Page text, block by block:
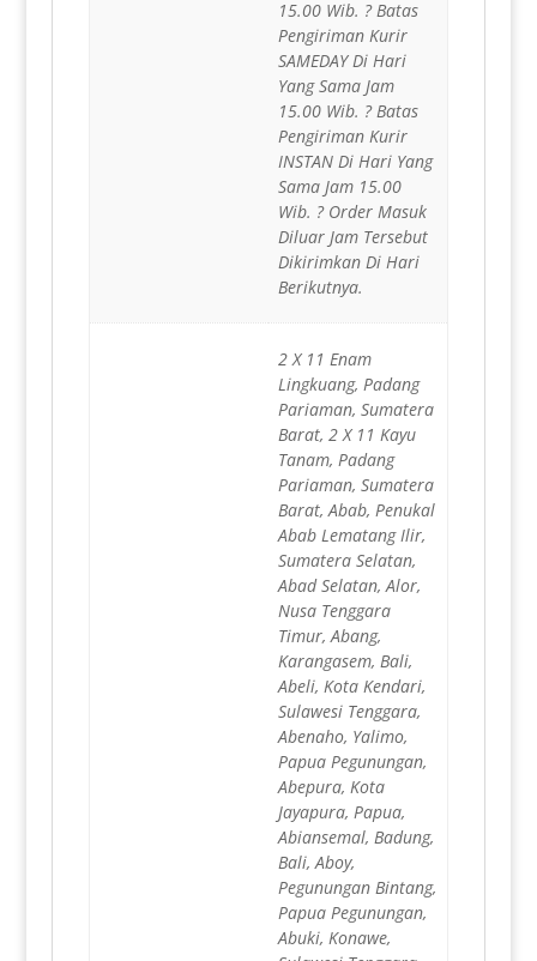
15.00 Wib. ? Batas
Pengiriman Kurir
SAMEDAY Di Hari
Yang Sama Jam
15.00 Wib. ? Batas
Pengiriman Kurir
INSTAN Di Hari Yang
Sama Jam 15.00
Wib. ? Order Masuk
Diluar Jam Tersebut
Dikirimkan Di Hari
Berikutnya.
2 X 11 Enam
Lingkuang, Padang
Pariaman, Sumatera
Barat, 2 X 11 Kayu
Tanam, Padang
Pariaman, Sumatera
Barat, Abab, Penukal
Abab Lematang Ilir,
Sumatera Selatan,
Abad Selatan, Alor,
Nusa Tenggara
Timur, Abang,
Karangasem, Bali,
Abeli, Kota Kendari,
Sulawesi Tenggara,
Abenaho, Yalimo,
Papua Pegunungan,
Abepura, Kota
Jayapura, Papua,
Abiansemal, Badung,
Bali, Aboy,
Pegunungan Bintang,
Papua Pegunungan,
Abuki, Konawe,